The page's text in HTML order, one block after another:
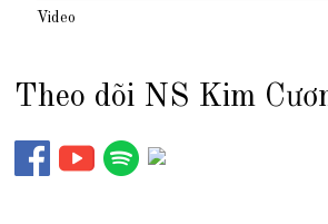
Video
Theo dõi NS Kim